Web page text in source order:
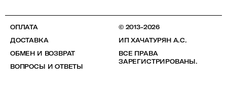
ОПЛАТА
ДОСТАВКА
ОБМЕН И ВОЗВРАТ
ВОПРОСЫ И ОТВЕТЫ
© 2013-2026
ИП ХАЧАТУРЯН А.С.
ВСЕ ПРАВА
ЗАРЕГИСТРИРОВАНЫ.